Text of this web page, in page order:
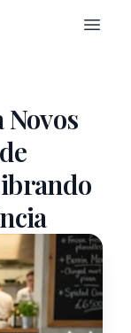
Open